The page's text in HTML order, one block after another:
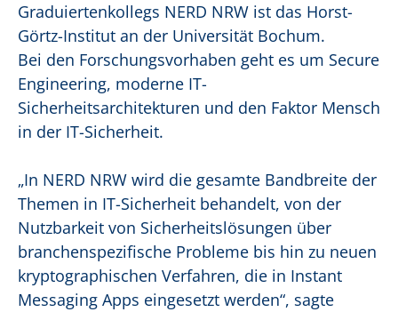
Graduiertenkollegs NERD NRW ist das Horst-
Görtz-Institut an der Universität Bochum.
Bei den Forschungsvorhaben geht es um Secure
Engineering, moderne IT-
Sicherheitsarchitekturen und den Faktor Mensch
in der IT-Sicherheit.
„In NERD NRW wird die gesamte Bandbreite der
Themen in IT-Sicherheit behandelt, von der
Nutzbarkeit von Sicherheitslösungen über
branchenspezifische Probleme bis hin zu neuen
kryptographischen Verfahren, die in Instant
Messaging Apps eingesetzt werden“, sagte